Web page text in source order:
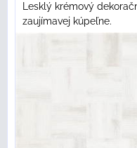
Lesklý krémový
zaujímavej kúpeľne.